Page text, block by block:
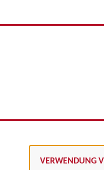
VERWENDUNG